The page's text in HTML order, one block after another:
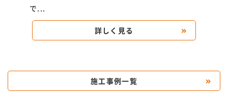
で...
詳しく見る
施工事例一覧